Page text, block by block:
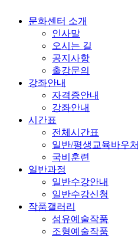
문화센터 소개
인사말
오시는 길
공지사항
출강문의
강좌안내
자격증안내
강좌안내
시간표
전체시간표
일반/평생교육바우처
국비훈련
일반과정
일반수강안내
일반수강신청
작품갤러리
섬유예술작품
조형예술작품